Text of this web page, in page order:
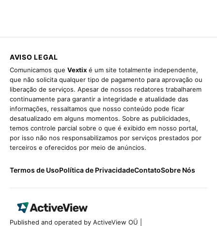
AVISO LEGAL
Comunicamos que Vextix é um site totalmente independente,
que não solicita qualquer tipo de pagamento para aprovação ou
liberação de serviços. Apesar de nossos redatores trabalharem
continuamente para garantir a integridade e atualidade das
informações, ressaltamos que nosso conteúdo pode ficar
desatualizado em alguns momentos. Sobre as publicidades,
temos controle parcial sobre o que é exibido em nosso portal,
por isso não nos responsabilizamos por serviços prestados por
terceiros e oferecidos por meio de anúncios.
Termos de UsoPolítica de PrivacidadeContatoSobre Nós
Published and operated by ActiveView OÜ |